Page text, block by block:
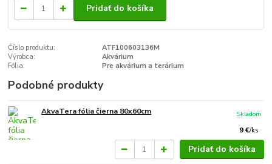
Pridať do košíka
Číslo produktu:
ATF100603136M
Výrobca:
Akvárium
Fólia:
Pre akvárium a terárium
Podobné produkty
AkvaTera fólia čierna 80x60cm
9 €/ks
Skladom
Pridať do košíka